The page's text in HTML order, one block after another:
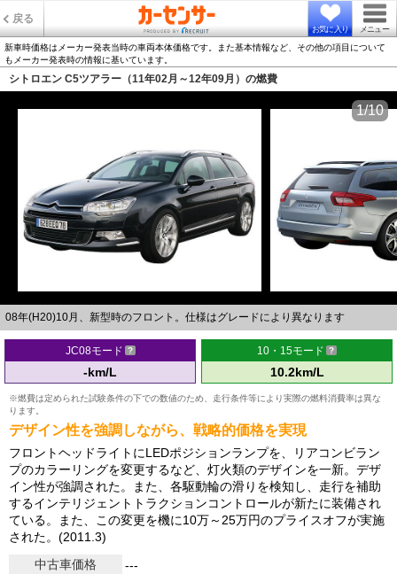
戻る
お気に入り メニュー
新車時価格はメーカー発表当時の車両本体価格です。また基本情報など、その他の項目について
もメーカー発表時の情報に基いています。
シトロエン C5ツアラー（11年02月～12年09月）の燃費
08年(H20)10月、新型時のフロント。仕様はグレードにより異なります
1/10
JC08モード
-km/L
10・15モード
10.2km/L
※燃費は定められた試験条件の下での数値のため、走行条件等により実際の燃料消費率は異な
ります。
デザイン性を強調しながら、戦略的価格を実現
フロントヘッドライトにLEDポジションランプを、リアコンビラン
プのカラーリングを変更するなど、灯火類のデザインを一新。デザ
イン性が強調された。また、各駆動輪の滑りを検知し、走行を補助
するインテリジェントトラクションコントロールが新たに装備され
ている。また、この変更を機に10万～25万円のプライスオフが実施
された。(2011.3)
中古車価格
---